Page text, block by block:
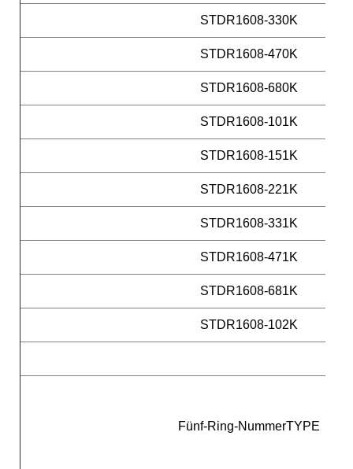
STDR1608-330K
STDR1608-470K
STDR1608-680K
STDR1608-101K
STDR1608-151K
STDR1608-221K
STDR1608-331K
STDR1608-471K
STDR1608-681K
STDR1608-102K
Fünf-Ring-NummerTYPE